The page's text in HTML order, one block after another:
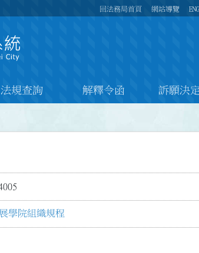
回法務局首頁 網站導覽
法規查詢 解釋令函 訴願決
學院組織規程